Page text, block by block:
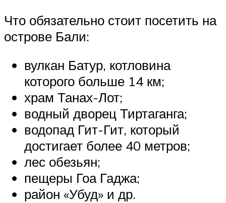
Что обязательно стоит посетить на
острове Бали:
вулкан Батур, котловина
которого больше 14 км;
храм Танах-Лот;
водный дворец Тиртаганга;
водопад Гит-Гит, который
достигает более 40 метров;
лес обезьян;
пещеры Гоа Гаджа;
район «Убуд» и др.